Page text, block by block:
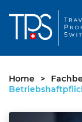
to
content
Home >